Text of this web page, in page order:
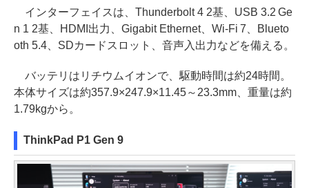
インターフェイスは、Thunderbolt 4 2基、USB 3.2 Ge
n 1 2基、HDMI出力、Gigabit Ethernet、Wi-Fi 7、Blueto
oth 5.4、SDカードスロット、音声入出力などを備える。
バッテリはリチウムイオンで、駆動時間は約24時間。
本体サイズは約357.9×247.9×11.45～23.3mm、重量は約
1.79kgから。
ThinkPad P1 Gen 9